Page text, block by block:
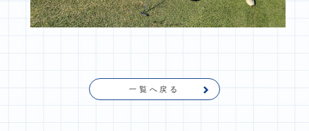
一覧へ戻る